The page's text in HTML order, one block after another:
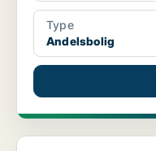
Type
Andelsbolig
Andelsbolig i Helsingør